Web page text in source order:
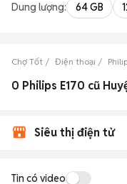
Dung lượng: 64 GB
Chợ Tốt Điện thoại
0 Philips E170 cũ
Siêu thị điện tử
Tin có video